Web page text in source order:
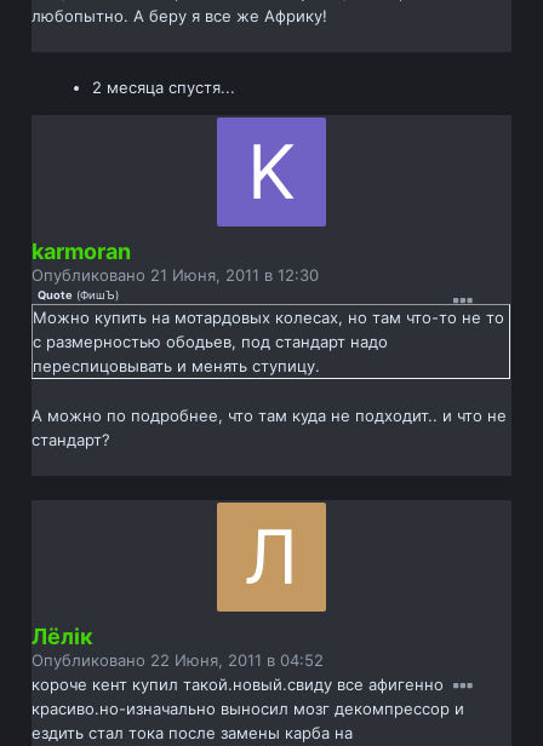
любопытно. А беру я все же Африку!
2 месяца спустя...
karmoran
Опубликовано 21 Июня, 2011 в 12:30
Quote (ФишЪ)
Можно купить на мотардовых колесах, но там что-то не то
с размерностью ободьев, под стандарт надо
переспицовывать и менять ступицу.
А можно по подробнее, что там куда не подходит.. и что не
стандарт?
Лёлiк
Опубликовано 22 Июня, 2011 в 04:52
короче кент купил такой.новый.свиду все афигенно
красиво.но-изначально выносил мозг декомпрессор и
ездить стал тока после замены карба на